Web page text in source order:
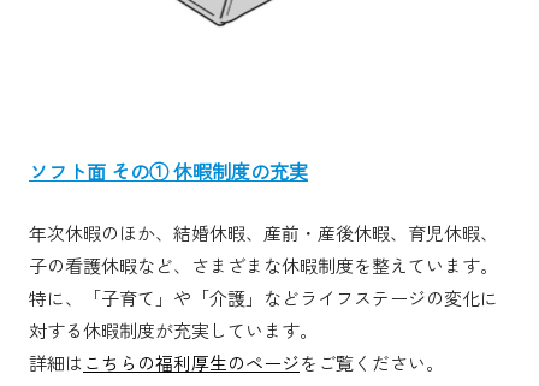
ソフト面 その① 休暇制度の充実
年次休暇のほか、結婚休暇、産前・産後休暇、育児休暇、
子の看護休暇など、さまざまな休暇制度を整えています。
特に、「子育て」や「介護」などライフステージの変化に
対する休暇制度が充実しています。
詳細はこちらの福利厚生のページをご覧ください。